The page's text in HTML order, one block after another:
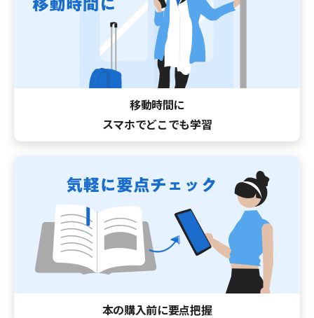
移動時間に
スマホでどこでも学習
本の購入前に要点把握